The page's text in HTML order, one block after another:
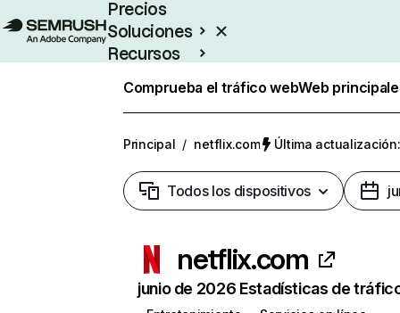
Precios
Soluciones
Recursos
Comprueba el tráfico webWeb
Principal / netflix.com Última
Todos los dispositivos
netflix.com
junio de 2026 Estadísticas de